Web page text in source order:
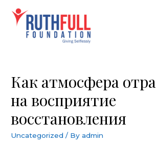
content
Как атмосфера
на восприятие
восстановления
Uncategorized / Byadmin